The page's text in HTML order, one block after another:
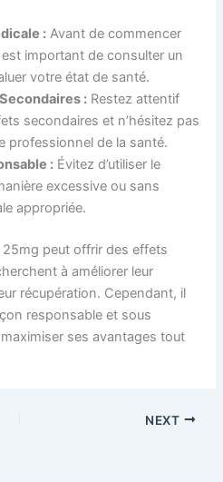
: Avant de commencer
important de consulter un
votre état de santé.
: Restez attentif
secondaires et n’hésitez pas
professionnel de la santé.
: Évitez d’utiliser le
excessive ou sans
appropriée.
peut offrir des effets
à améliorer leur
récupération. Cependant, il
responsable et sous
ses avantages tout
NEXT